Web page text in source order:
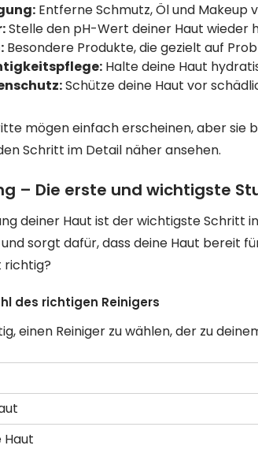
Entferne Schmutz, Öl und Makeup
Stelle den pH-Wert deiner Haut wieder
Besondere Produkte, die gezielt auf
Halte deine Haut
Schütze deine Haut vor
mögen einfach erscheinen, aber sie
Schritt im Detail näher ansehen.
– Die erste und wichtigste
deiner Haut ist der wichtigste Schritt
sorgt dafür, dass deine Haut bereit
richtig?
des richtigen Reinigers
einen Reiniger zu wählen, der zu
Haut